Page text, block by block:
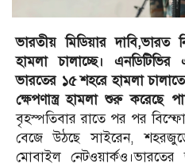
ভারতীয় মিডিয়ার দাবি,ভারত
হামলা চালাচ্ছে।
ভারতের ১৫ শহরে হামলা
ক্ষেপণাস্ত্র হামলা শুরু করেছে
বৃহস্পতিবার রাতে পর পর
বেজে উঠছে সাইরেন,
মোবাইল